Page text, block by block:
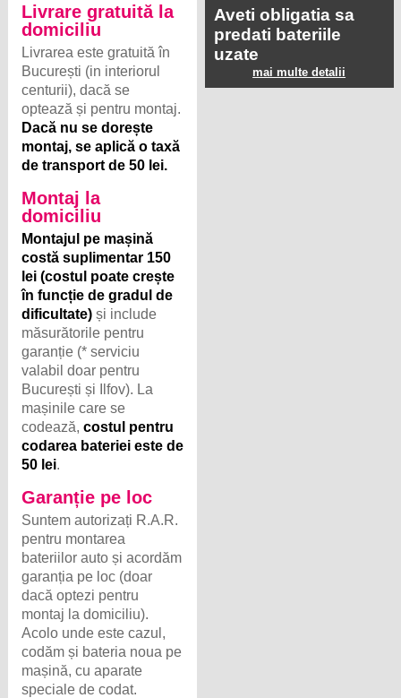
Livrare gratuită la
domiciliu
Livrarea este gratuită în
București (in interiorul
centurii), dacă se
optează și pentru montaj.
Dacă nu se dorește
montaj, se aplică o taxă
de transport de 50 lei.
Montaj la
domiciliu
Montajul pe mașină
costă suplimentar 150
lei (costul poate crește
în funcție de gradul de
dificultate) și include
măsurătorile pentru
garanție (* serviciu
valabil doar pentru
București și Ilfov). La
mașinile care se
codează,costul pentru
codarea bateriei este de
50 lei.
Garanție pe loc
Suntem autorizați R.A.R.
pentru montarea
bateriilor auto și acordăm
garanția pe loc (doar
dacă optezi pentru
montaj la domiciliu).
Acolo unde este cazul,
codăm și bateria noua pe
mașină, cu aparate
speciale de codat.
Aveti obligatia sa
predati bateriile
uzate
mai multe detalii